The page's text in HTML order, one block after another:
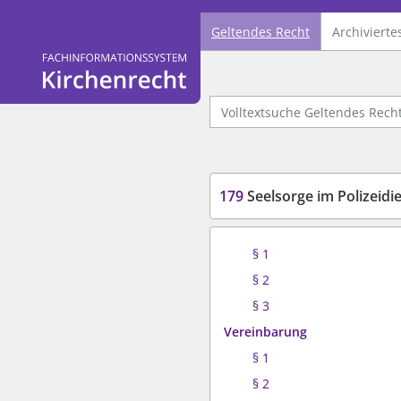
Logo Fachinformationssystem Kirchenrecht
Geltendes Recht
Volltextsuche Geltendes Recht
179Seelsorge im
§ 1
§ 2
§ 3
Vereinbarung
§ 1
§ 2